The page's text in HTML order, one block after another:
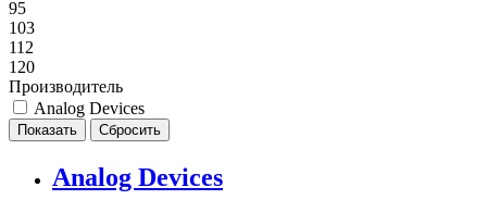
95
103
112
120
Производитель
Analog Devices
Analog Devices